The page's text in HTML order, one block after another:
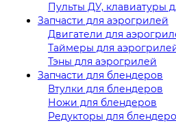
Пульты ДУ, клавиатуры
Запчасти для аэрогрилей
Двигатели для
Таймеры для
Тэны для аэрогрилей
Запчасти для блендеров
Втулки для блендеров
Ножи для блендеров
Редукторы для